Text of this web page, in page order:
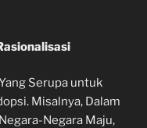
Serupa untuk
Misalnya, Dalam
Negara Maju,